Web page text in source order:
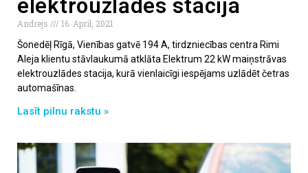
elektrouzlādes stacija
Andrejs
16. April, 2021
Šonedēļ Rīgā, Vienības gatvē 194 A, tirdzniecības centra Rimi
Aleja klientu stāvlaukumā atklāta Elektrum 22 kW maiņstrāvas
elektrouzlādes stacija, kurā vienlaicīgi iespējams uzlādēt četras
automašīnas.
Lasīt pilnu rakstu »